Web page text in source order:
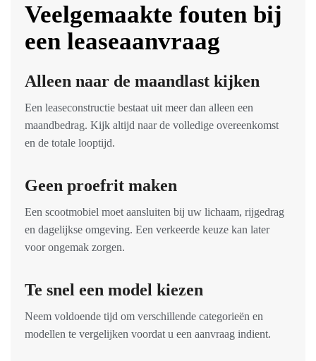
Veelgemaakte fouten bij
een leaseaanvraag
Alleen naar de maandlast kijken
Een leaseconstructie bestaat uit meer dan alleen een
maandbedrag. Kijk altijd naar de volledige overeenkomst
en de totale looptijd.
Geen proefrit maken
Een scootmobiel moet aansluiten bij uw lichaam, rijgedrag
en dagelijkse omgeving. Een verkeerde keuze kan later
voor ongemak zorgen.
Te snel een model kiezen
Neem voldoende tijd om verschillende categorieën en
modellen te vergelijken voordat u een aanvraag indient.